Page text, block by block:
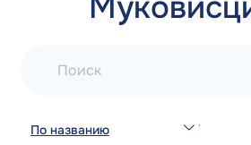
Поиск
По названию